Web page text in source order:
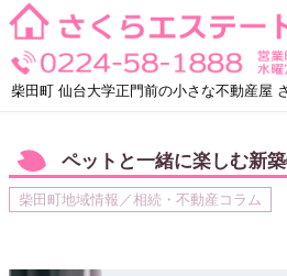
Skip
to
content
柴田町 仙台大学正門前の小さな不動産屋
ペットと一緒に楽しむ新
柴田町地域情報／相続・不動産コラム